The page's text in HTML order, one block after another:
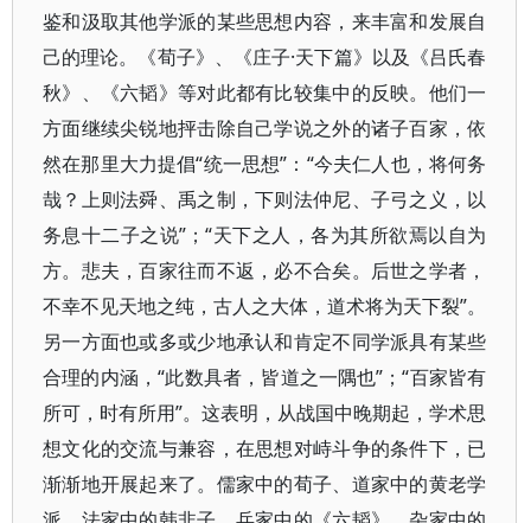
鉴和汲取其他学派的某些思想内容，来丰富和发展自
己的理论。《荀子》、《庄子·天下篇》以及《吕氏春
秋》、《六韬》等对此都有比较集中的反映。他们一
方面继续尖锐地抨击除自己学说之外的诸子百家，依
然在那里大力提倡“统一思想”：“今夫仁人也，将何务
哉？上则法舜、禹之制，下则法仲尼、子弓之义，以
务息十二子之说”；“天下之人，各为其所欲焉以自为
方。悲夫，百家往而不返，必不合矣。后世之学者，
不幸不见天地之纯，古人之大体，道术将为天下裂”。
另一方面也或多或少地承认和肯定不同学派具有某些
合理的内涵，“此数具者，皆道之一隅也”；“百家皆有
所可，时有所用”。这表明，从战国中晚期起，学术思
想文化的交流与兼容，在思想对峙斗争的条件下，已
渐渐地开展起来了。儒家中的荀子、道家中的黄老学